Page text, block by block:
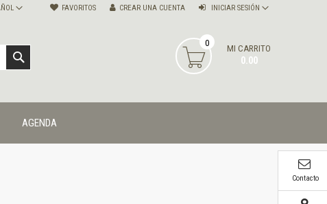
FAVORITOS INICIAR SESIÓN
CREAR UNA CUENTA
MI CARRITO
0.00
0
AGENDA
Contacto